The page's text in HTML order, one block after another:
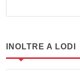
INOLTRE A LODI